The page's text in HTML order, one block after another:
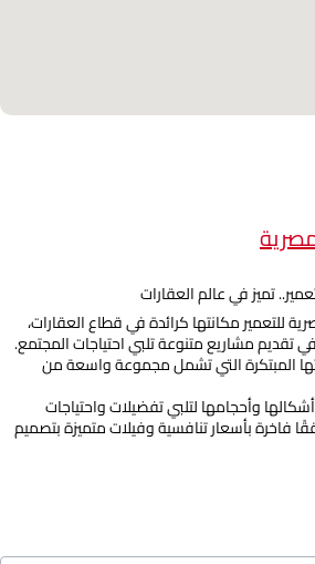
تميز في عالم العقارات
للتعمير مكانتها كرائدة في قطاع العقارات،
في تقديم مشاريع متنوعة تلبي احتياجات المجتمع.
المبتكرة التي تشمل مجموعة واسعة من
وأحجامها لتلبي تفضيلات واحتياجات
فاخرة بأسعار تنافسية وفيلات متميزة بتصميم